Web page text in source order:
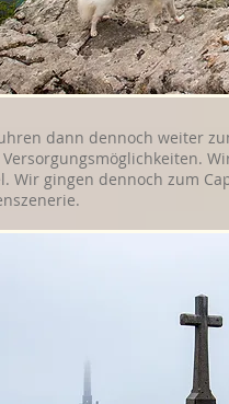
dann dennoch weiter
Versorgungsmöglichkeiten.
Wir gingen dennoch zum